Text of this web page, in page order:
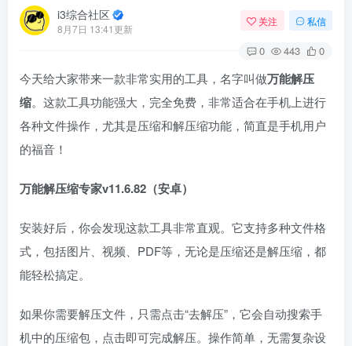
i3综合社区
8月7日 13:41更新
关注 私信
0 443 0
今天给大家带来一款非常实用的工具，名字叫做万能解压
缩。这款工具功能强大，完全免费，非常适合在手机上进行
各种文件操作，尤其是压缩和解压缩功能，简直是手机用户
的福音！
万能解压缩专家v11.6.82（安卓）
安装好后，你会发现这款工具非常直观。它支持多种文件格
式，包括图片、视频、PDF等，无论是压缩还是解压缩，都
能轻松搞定。
如果你需要解压文件，只需点击“去解压”，它会自动搜索手
机中的压缩包，点击即可完成解压。操作简单，无需复杂设